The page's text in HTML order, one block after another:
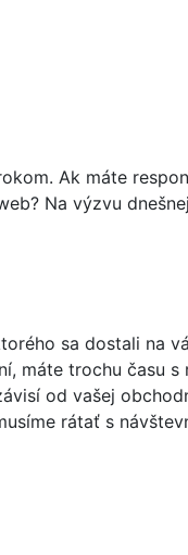
Ak máte
Na výzvu
sa dostali na
máte trochu času
od vašej
rátať s